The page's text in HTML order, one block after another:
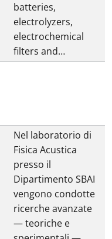
batteries,
electrolyzers,
electrochemical
filters and…
Nel laboratorio di
Fisica Acustica
presso il
Dipartimento SBAI
vengono condotte
ricerche avanzate
— teoriche e